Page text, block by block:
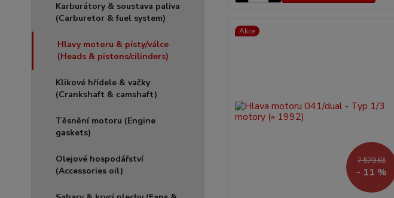
Karburátory & soustava paliva
(Carburetor & fuel system)
Hlavy motoru & písty/válce
(Heads & pistons/cilinders)
Klikové hřídele & vačky
(Crankshaft & camshaft)
Těsnění motoru (Engine
gaskets)
Olejové hospodářství
(Accessories oil)
Akce
7 579 Kč
- 11 %